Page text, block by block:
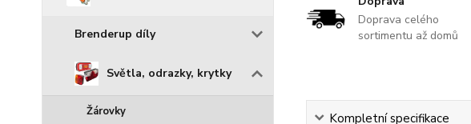
Brenderup díly
Světla, odrazky, krytky
Žárovky
Doprava celého
sortimentu až domů
Kompletní specifikace